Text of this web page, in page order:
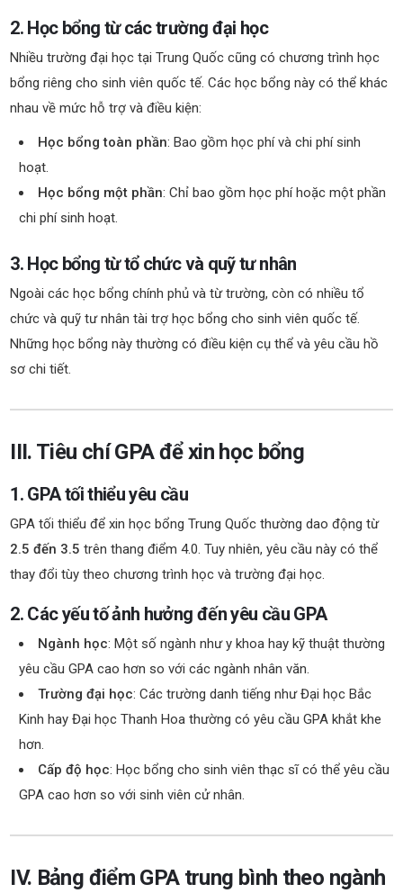
2. Học bổng từ các trường đại học
Nhiều trường đại học tại Trung Quốc cũng có chương trình học
bổng riêng cho sinh viên quốc tế. Các học bổng này có thể khác
nhau về mức hỗ trợ và điều kiện:
Học bổng toàn phần: Bao gồm học phí và chi phí sinh
hoạt.
Học bổng một phần: Chỉ bao gồm học phí hoặc một phần
chi phí sinh hoạt.
3. Học bổng từ tổ chức và quỹ tư nhân
Ngoài các học bổng chính phủ và từ trường, còn có nhiều tổ
chức và quỹ tư nhân tài trợ học bổng cho sinh viên quốc tế.
Những học bổng này thường có điều kiện cụ thể và yêu cầu hồ
sơ chi tiết.
III. Tiêu chí GPA để xin học bổng
1. GPA tối thiểu yêu cầu
GPA tối thiểu để xin học bổng Trung Quốc thường dao động từ
2.5 đến 3.5 trên thang điểm 4.0. Tuy nhiên, yêu cầu này có thể
thay đổi tùy theo chương trình học và trường đại học.
2. Các yếu tố ảnh hưởng đến yêu cầu GPA
Ngành học: Một số ngành như y khoa hay kỹ thuật thường
yêu cầu GPA cao hơn so với các ngành nhân văn.
Trường đại học: Các trường danh tiếng như Đại học Bắc
Kinh hay Đại học Thanh Hoa thường có yêu cầu GPA khắt khe
hơn.
Cấp độ học: Học bổng cho sinh viên thạc sĩ có thể yêu cầu
GPA cao hơn so với sinh viên cử nhân.
IV. Bảng điểm GPA trung bình theo ngành